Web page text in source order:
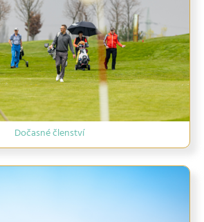
Dočasné členství